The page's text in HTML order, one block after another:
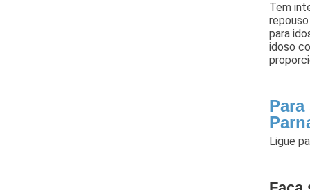
Tem
para
idoso
Ligue